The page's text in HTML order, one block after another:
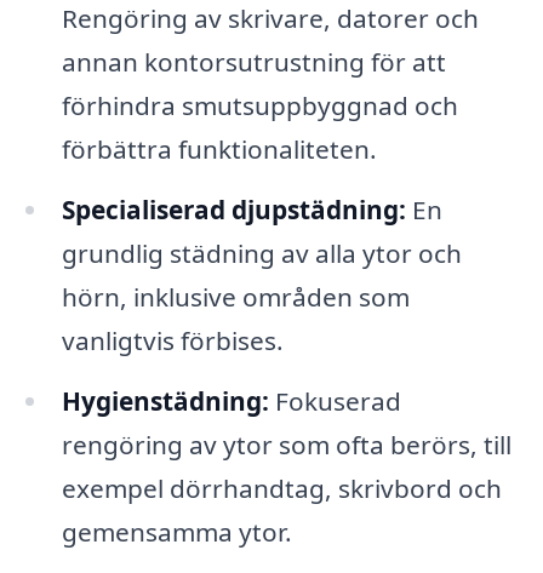
Rengöring av skrivare, datorer och
annan kontorsutrustning för att
förhindra smutsuppbyggnad och
förbättra funktionaliteten.
Specialiserad djupstädning: En
grundlig städning av alla ytor och
hörn, inklusive områden som
vanligtvis förbises.
Hygienstädning: Fokuserad
rengöring av ytor som ofta berörs, till
exempel dörrhandtag, skrivbord och
gemensamma ytor.